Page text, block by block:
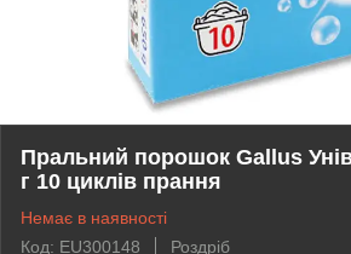
Пральний порошок Gallus
г 10 циклів прання
Немає в наявності
Код: EU300148
Роздріб